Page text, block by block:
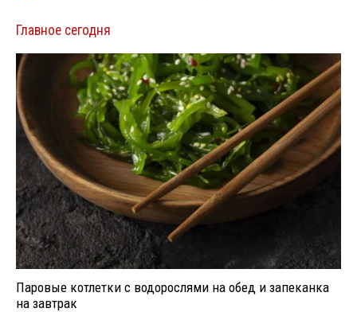
Главное сегодня
Паровые котлетки с водорослями на обед и запеканка
на завтрак